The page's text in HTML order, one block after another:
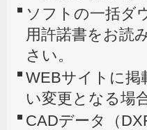
ソフトの一括ダ
用許諾書をお読
さい。
WEBサイトに掲
い変更となる場
CADデータ（